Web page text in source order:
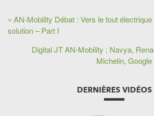
« AN-Mobility Débat : Vers le tout
solution – Part I
Digital JT AN-Mobility : Navya,
Michelin,
DERNIÈRES VIDÉOS